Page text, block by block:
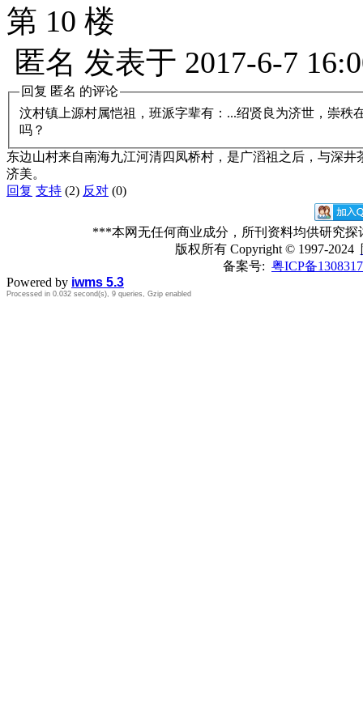
第 10 楼
匿名 发表于 2017-6-7
回复 匿名 的评论
汶村镇上源村属恺祖，班派字辈有：...绍贤良为济世，崇秩
吗？
东边山村来自南海九江河清四凤桥村，是广滔祖之后，与深
济美。
回复 支持 (2) 反对 (0)
***本网无任何商业成分，所刊资料均供研究
版权所有 Copyright © 1997-2024
备案号: 粤ICP备
Powered by iwms 5.3
Processed in 0.032 second(s), 9 queries, Gzip enabled